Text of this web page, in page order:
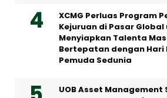
XCMG Perluas Program
Kejuruan di Pasar
Menyiapkan Talenta
Bertepatan dengan
Pemuda Sedunia
UOB Asset Management